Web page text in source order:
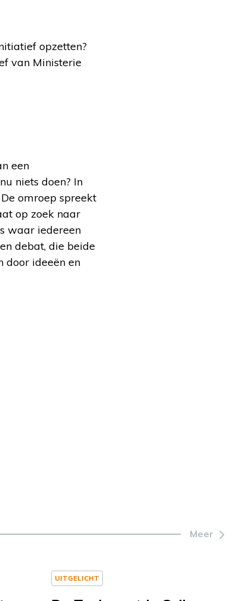
opzetten?
van Ministerie
een
niets doen? In
omroep spreekt
op zoek naar
waar iedereen
debat, die beide
door ideeën en
Meer
UITGELICHT